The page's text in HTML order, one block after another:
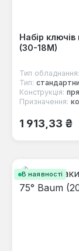
Набір
(30-18M)
Тип обладнання:
Тип:
Конструкція:
Призначення:
Звичайна
1 913,33 ₴
В наявності